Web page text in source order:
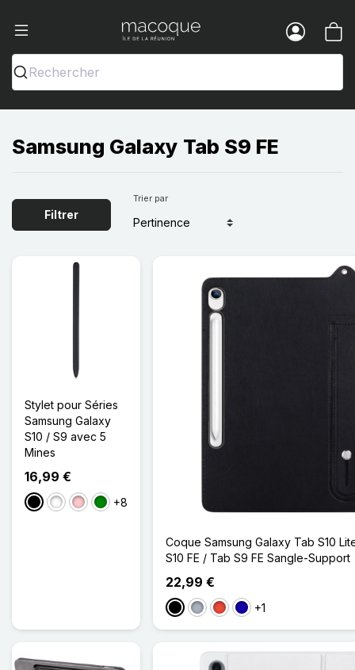
Ma Coque - Coques et Accessoires
Rechercher
Samsung Galaxy Tab S9 FE
Filtrer
Trier par
Stylet pour Séries
Samsung Galaxy
S10 / S9 avec 5
Mines
16,99 €
NoirBlancRoseVert+8
Coque Samsung Galaxy Tab S10
S10 FE / Tab S9 FE Sangle-Support
22,99 €
NoirGris RougeBleu Foncé
+1